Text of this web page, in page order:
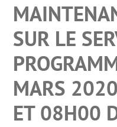
SUR LE
MARS
ET 08H00